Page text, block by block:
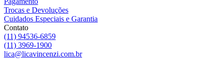
Trocas e Devoluções
Cuidados Especiais e Garantia
Contato
(11) 94536-6859
(11) 3969-1900
lica@licavincenzi.com.br